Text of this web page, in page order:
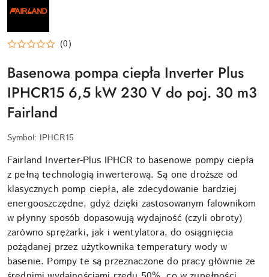
FAIRLAND
(0)
Basenowa pompa ciepła Inverter Plus
IPHCR15 6,5 kW 230 V do poj. 30 m3
Fairland
Symbol: IPHCR15
Fairland Inverter-Plus IPHCR to basenowe pompy ciepła
z pełną technologią inwerterową. Są one droższe od
klasycznych pomp ciepła, ale zdecydowanie bardziej
energooszczędne, gdyż dzięki zastosowanym falownikom
w płynny sposób dopasowują wydajność (czyli obroty)
zarówno sprężarki, jak i wentylatora, do osiągnięcia
pożądanej przez użytkownika temperatury wody w
basenie. Pompy te są przeznaczone do pracy głównie ze